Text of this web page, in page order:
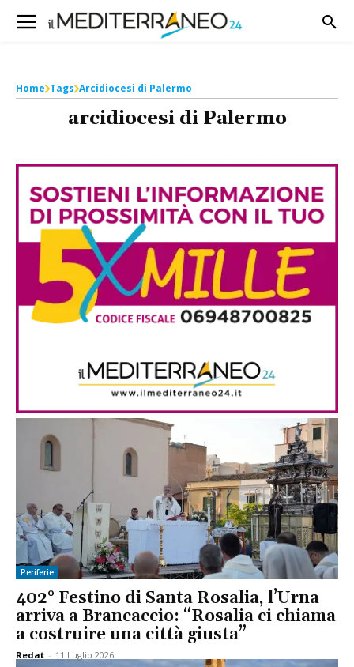
Home Tags Arcidiocesi di Palermo
arcidiocesi di Palermo
Periferie
402° Festino di Santa Rosalia, l’Urna
arriva a Brancaccio: “Rosalia ci chiama
a costruire una città giusta”
Redat - 11 Luglio 2026